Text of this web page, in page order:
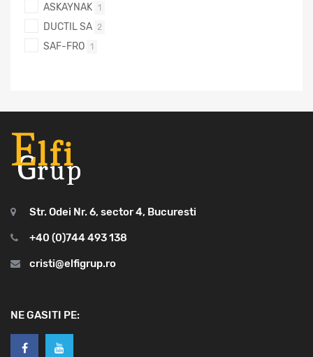
ASKAYNAK 1
DUCTIL SA 2
SAF-FRO 1
Str. Odei Nr. 6, sector 4, Bucuresti
+40 (0)744 493 138
cristi@elfigrup.ro
NE GASITI PE: